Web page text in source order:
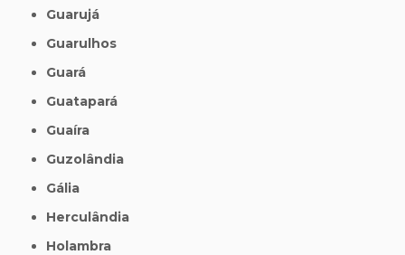
Guarujá
Guarulhos
Guará
Guatapará
Guaíra
Guzolândia
Gália
Herculândia
Holambra